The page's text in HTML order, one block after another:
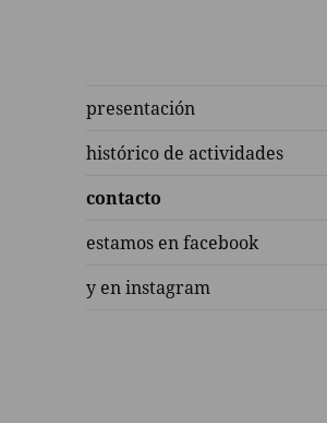
presentación
histórico de actividades
contacto
estamos en facebook
y en instagram